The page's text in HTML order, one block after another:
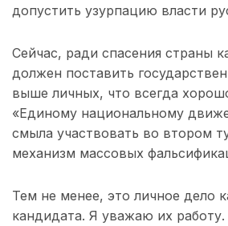
допустить узурпацию власти
Сейчас, ради спасения страны
должен поставить
выше личных, что всегда
«Единому национальному
смыла участвовать во втором
механизм массовых
Тем не менее, это личное дело
кандидата. Я уважаю их